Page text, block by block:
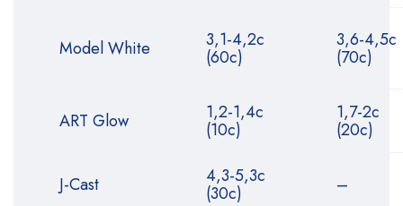
Model White 3,1-4,2с
(60с)
3,6-4,5с
(70с)
ART Glow 1,2-1,4с
(10с)
1,7-2с
(20с)
J-Cast 4,3-5,3с
(30с) –